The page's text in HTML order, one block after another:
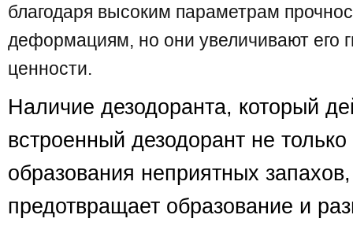
благодаря высоким параметрам
деформациям, но они увеличивают его
ценности.
Наличие дезодоранта, который
встроенный дезодорант не
образования неприятных
предотвращает образование и